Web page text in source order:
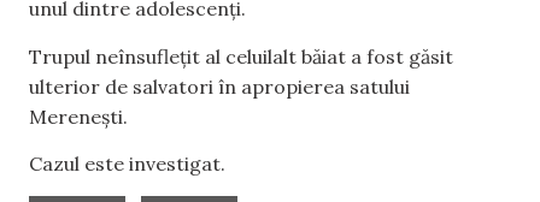
unul dintre adolescenți.
Trupul neînsuflețit al celuilalt băiat a fost găsit
ulterior de salvatori în apropierea satului
Merenești.
Cazul este investigat.